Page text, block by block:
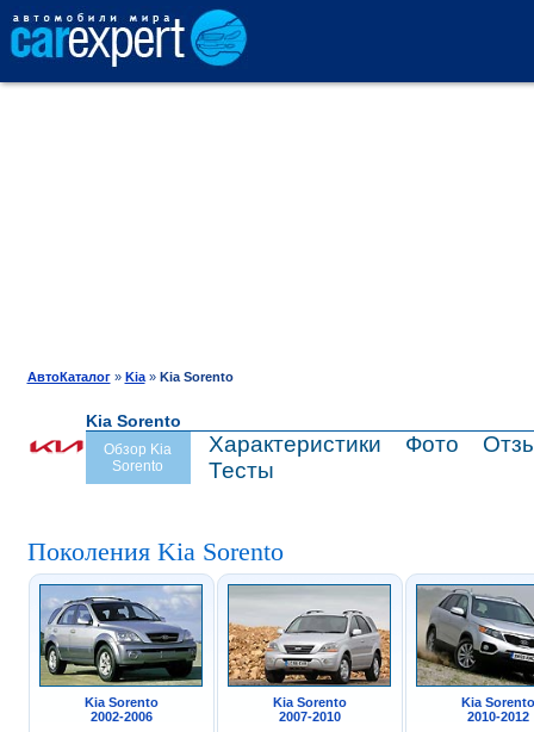
ПРОДАЖА
АвтоКаталог» Kia» Kia Sorento
Kia Sorento
Обзор Kia
Sorento
Характеристики Фото
Тесты
Поколения Kia Sorento
Kia Sorento
2002-2006
Kia Sorento
2007-2010
Kia Sorento
2010-2012